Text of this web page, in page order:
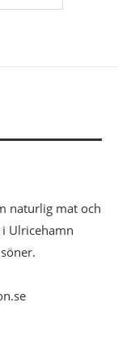
naturlig mat och
Ulricehamn